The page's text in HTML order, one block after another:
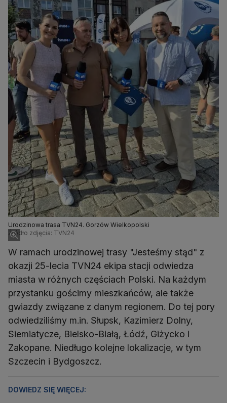
Urodzinowa trasa TVN24. Gorzów Wielkopolski
Źródło zdjęcia: TVN24
W ramach urodzinowej trasy "Jesteśmy stąd" z
okazji 25-lecia TVN24 ekipa stacji odwiedza
miasta w różnych częściach Polski. Na każdym
przystanku gościmy mieszkańców, ale także
gwiazdy związane z danym regionem. Do tej pory
odwiedziliśmy m.in. Słupsk, Kazimierz Dolny,
Siemiatycze, Bielsko-Białą, Łódź, Giżycko i
Zakopane. Niedługo kolejne lokalizacje, w tym
Szczecin i Bydgoszcz.
DOWIEDZ SIĘ WIĘCEJ: